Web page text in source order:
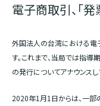
電子商取引、「
外国法人の台湾における電
す。これまで、当局では指
の発行についてアナウンスし
2020年1月1日からは、一